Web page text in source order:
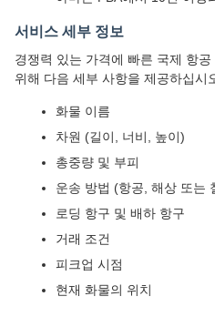
서비스 세부 정보
경쟁력 있는 가격에 빠른 국제 항
위해 다음 세부 사항을 제공하십시
화물 이름
차원 (길이, 너비, 높이)
총중량 및 부피
운송 방법 (항공, 해상 또는
로딩 항구 및 배하 항구
거래 조건
피크업 시점
현재 화물의 위치